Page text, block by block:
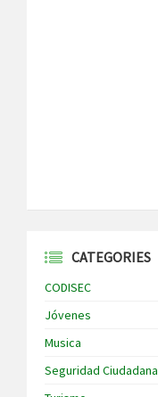
CATEGORIES
CODISEC
Jóvenes
Musica
Seguridad Ciudadana